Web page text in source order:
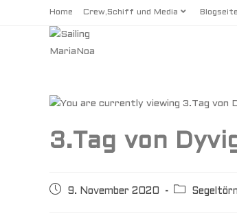
Home Crew,Schiff und Media Blogseite
3.Tag von
9. November 2020